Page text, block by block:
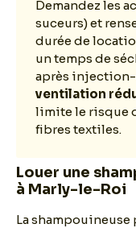
Demandez les
suceurs) et
durée de
un temps de
après
ventilation
limite le risque
fibres textiles.
Louer une
à Marly-le-Roi
La